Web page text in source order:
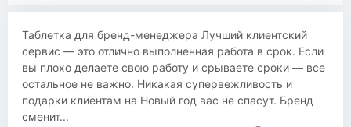
Таблетка для бренд-менеджера Лучший клиентский
сервис — это отлично выполненная работа в срок. Если
вы плохо делаете свою работу и срываете сроки — все
остальное не важно. Никакая супервежливость и
подарки клиентам на Новый год вас не спасут. Бренд
сменит...